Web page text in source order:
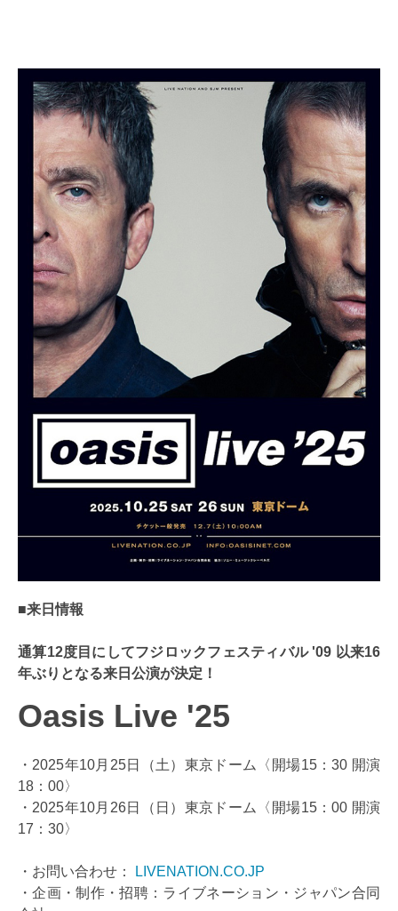
■来日情報
通算12度目にしてフジロックフェスティバル '09 以来16
年ぶりとなる来日公演が決定！
Oasis Live '25
・2025年10月25日（土）東京ドーム〈開場15：30 開演
18：00〉
・2025年10月26日（日）東京ドーム〈開場15：00 開演
17：30〉
・お問い合わせ：
LIVENATION.CO.JP
・企画・制作・招聘：ライブネーション・ジャパン合同